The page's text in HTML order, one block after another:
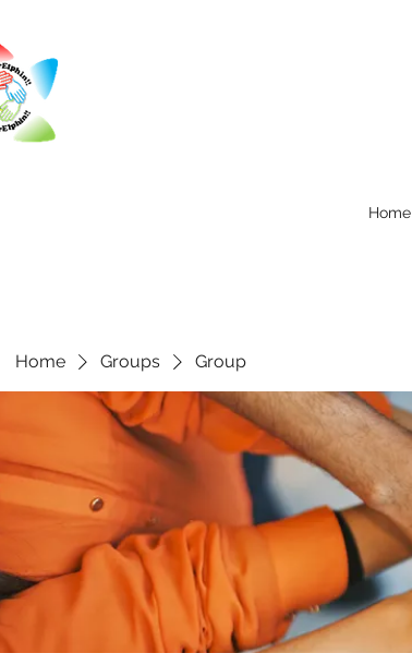
Home
Home Groups Group